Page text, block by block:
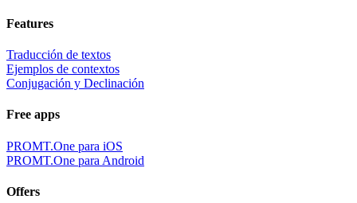
Features
Traducción de textos
Ejemplos de contextos
Conjugación y Declinación
Free apps
PROMT.One para iOS
PROMT.One para Android
Offers